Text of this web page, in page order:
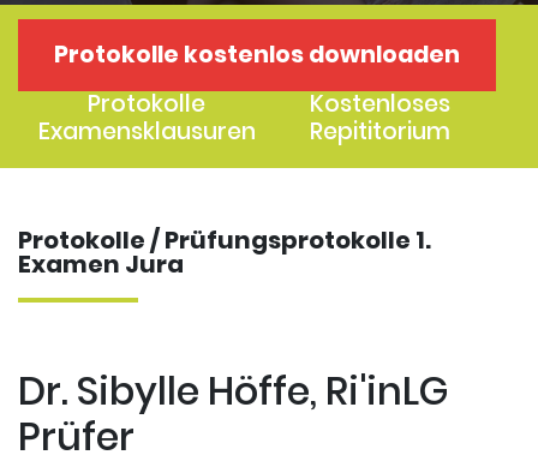
Protokolle kostenlos downloaden
1. Examen
2. Examen
Protokolle
Examensklausuren
Kostenloses
Repititorium
Protokolle / Prüfungsprotokolle 1.
Examen Jura
Dr. Sibylle Höffe, Ri'inLG
Prüfer